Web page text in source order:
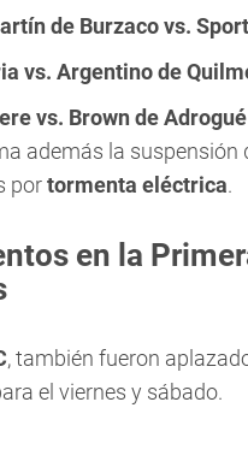
de Burzaco vs.
vs. Argentino de
vs. Brown de Adrogué
además la suspensión
portormenta eléctrica.
en la
, también fueron
el viernes y sábado.